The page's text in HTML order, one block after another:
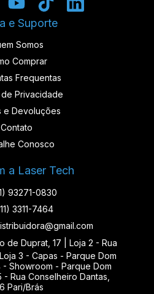
e Suporte
Somos
Comprar
Frequentas
Privacidade
e Devoluções
Contato
Conosco
a Laser Tech
93271-0830
3311-7464
de Duprat, 17 | Loja 2 - Rua
3 - Capas - Parque Dom
Showroom - Parque Dom
Rua Conselheiro Dantas,
Pari/Brás